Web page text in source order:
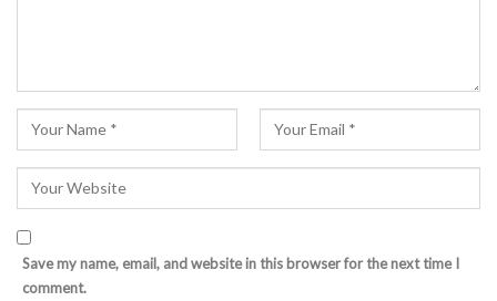
Save my name, email, and website in this browser for the next time I
comment.